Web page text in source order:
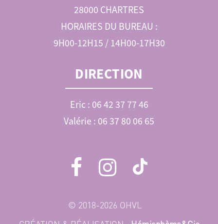
28000 CHARTRES
HORAIRES DU BUREAU :
9H00-12H15 / 14H00-17H30
DIRECTION
Eric : 06 42 37 77 46
Valérie : 06 37 80 06 65
© 2018-2026 OHVL